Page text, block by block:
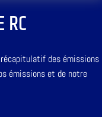
RC
des émissions
émissions et de notre